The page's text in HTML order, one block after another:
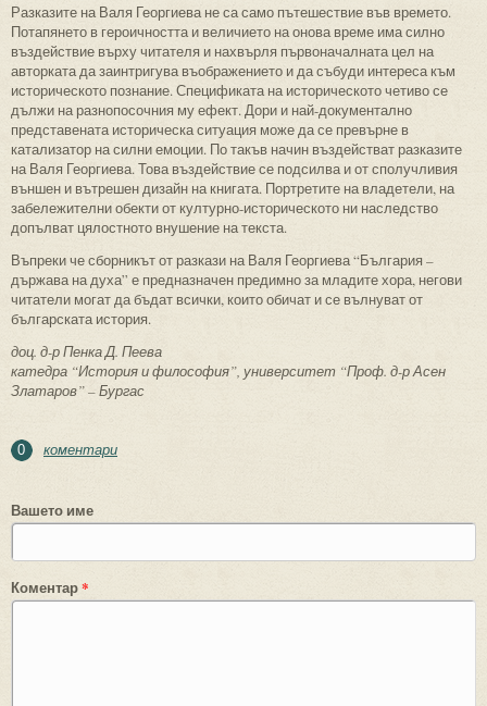
Разказите на Валя Георгиева не са само пътешествие във времето.
Потапянето в героичността и величието на онова време има силно
въздействие върху читателя и нахвърля първоначалната цел на
авторката да заинтригува въображението и да събуди интереса към
историческото познание. Спецификата на историческото четиво се
дължи на разнопосочния му ефект. Дори и най-документално
представената историческа ситуация може да се превърне в
катализатор на силни емоции. По такъв начин въздействат разказите
на Валя Георгиева. Това въздействие се подсилва и от сполучливия
външен и вътрешен дизайн на книгата. Портретите на владетели, на
забележителни обекти от културно-историческото ни наследство
допълват цялостното внушение на текста.
Въпреки че сборникът от разкази на Валя Георгиева “България –
държава на духа” е предназначен предимно за младите хора, негови
читатели могат да бъдат всички, които обичат и се вълнуват от
българската история.
доц. д-р Пенка Д. Пеева
катедра “История и философия”, университет “Проф. д-р Асен
Златаров” – Бургас
0 коментари
Вашето име
Коментар*